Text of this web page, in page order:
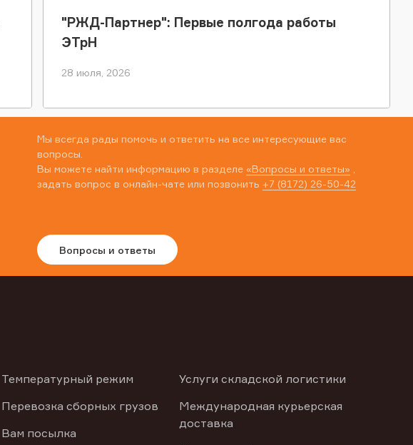
"РЖД-Партнер": Первые полгода работы
ЭТрН
28 июля, 2026
Мы всегда рады помочь и ответить на все интересующие вас
вопросы.
Вы можете найти информацию в разделе «Вопросы и ответы»
задать вопрос в онлайн-чате или позвонить +7 (8172) 26-50-42
Вопросы и ответы
Температурный режим
Перевозка сборных грузов
Вам посылка
Услуги складской логистики
Международная курьерская
доставка